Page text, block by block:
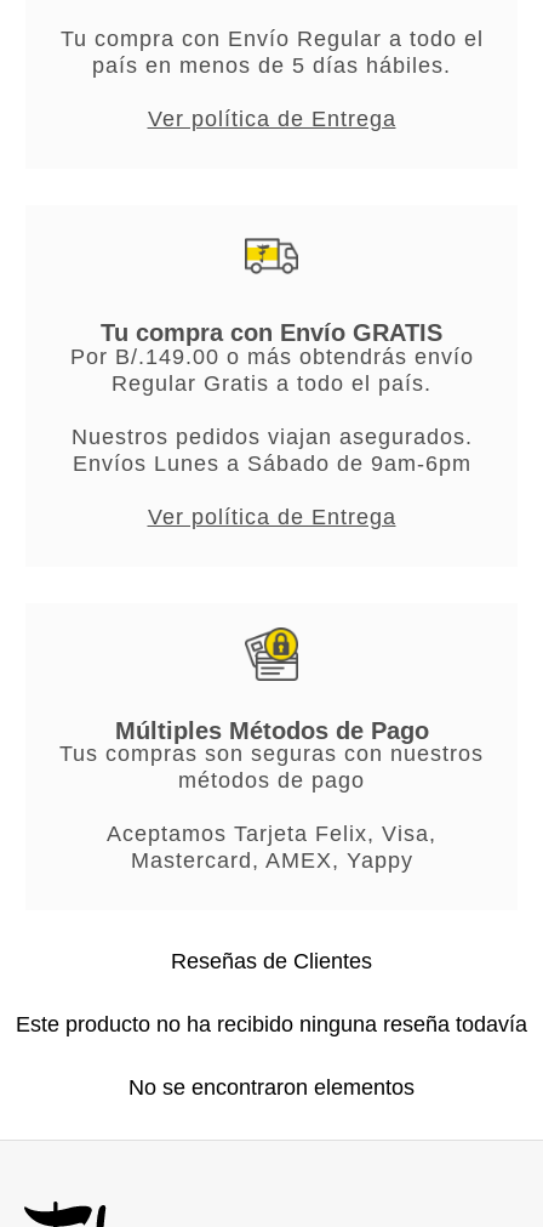
Tu compra con Envío Regular a todo el
país en menos de 5 días hábiles.
Ver política de Entrega
Tu compra con Envío GRATIS
Por B/.149.00 o más obtendrás envío
Regular Gratis a todo el país.
Nuestros pedidos viajan asegurados.
Envíos Lunes a Sábado de 9am-6pm
Ver política de Entrega
Múltiples Métodos de Pago
Tus compras son seguras con nuestros
métodos de pago
Aceptamos Tarjeta Felix, Visa,
Mastercard, AMEX, Yappy
Reseñas de Clientes
Este producto no ha recibido ninguna reseña todavía
No se encontraron elementos